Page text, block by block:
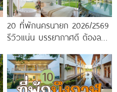
20 ที่พักนครนายก 2026/2569
รีวิวแน่น บรรยากาศดี ต้องลอง